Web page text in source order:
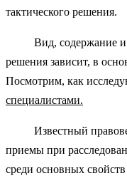
тактического решения.
Вид, содержание и
решения зависит, в
Посмотрим, как
специалистами.
Известный
приемы при
среди основных